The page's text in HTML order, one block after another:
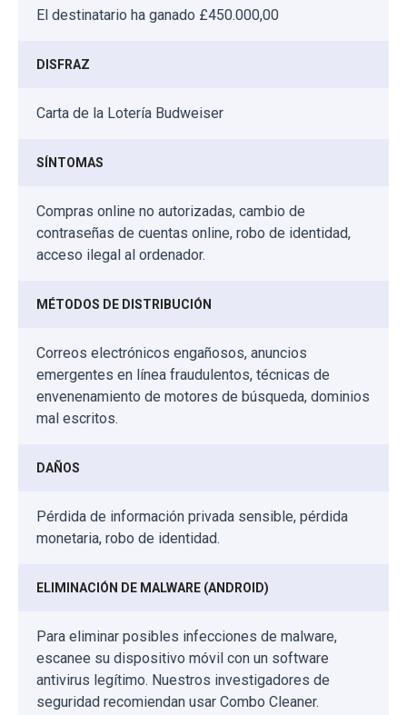
El destinatario ha ganado £450.000,00
DISFRAZ
Carta de la Lotería Budweiser
SÍNTOMAS
Compras online no autorizadas, cambio de
contraseñas de cuentas online, robo de identidad,
acceso ilegal al ordenador.
MÉTODOS DE DISTRIBUCIÓN
Correos electrónicos engañosos, anuncios
emergentes en línea fraudulentos, técnicas de
envenenamiento de motores de búsqueda, dominios
mal escritos.
DAÑOS
Pérdida de información privada sensible, pérdida
monetaria, robo de identidad.
ELIMINACIÓN DE MALWARE (ANDROID)
Para eliminar posibles infecciones de malware,
escanee su dispositivo móvil con un software
antivirus legítimo. Nuestros investigadores de
seguridad recomiendan usar Combo Cleaner.